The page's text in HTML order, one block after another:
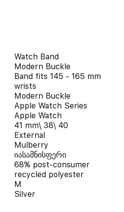
Watch Band
Modern Buckle
Band fits 145 - 165 mm
wrists
Modern Buckle
Apple Watch Series
Apple Watch
41 mm\ 38\ 40
External
Mulberry
იასამნისფერი
68% post-consumer
recycled polyester
M
Silver